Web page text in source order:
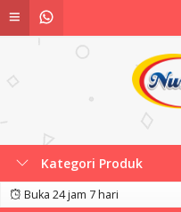
Kategori Produk
Buka 24 jam 7 hari